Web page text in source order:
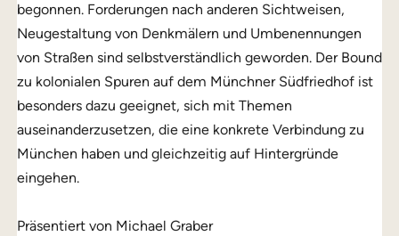
begonnen. Forderungen nach anderen Sichtweisen,
Neugestaltung von Denkmälern und Umbenennungen
von Straßen sind selbstverständlich geworden. Der Bound
zu kolonialen Spuren auf dem Münchner Südfriedhof ist
besonders dazu geeignet, sich mit Themen
auseinanderzusetzen, die eine konkrete Verbindung zu
München haben und gleichzeitig auf Hintergründe
eingehen.
Präsentiert von Michael Graber